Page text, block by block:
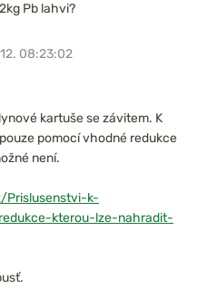
Pb lahvi?
08:23:02
kartuše se závitem. K
pomocí vhodné redukce
není.
k-
kterou-lze-nahradit-